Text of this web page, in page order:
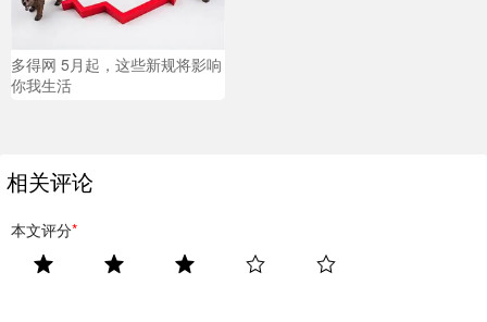
多得网 5月起，这些新规将影响
你我生活
相关评论
本文评分*